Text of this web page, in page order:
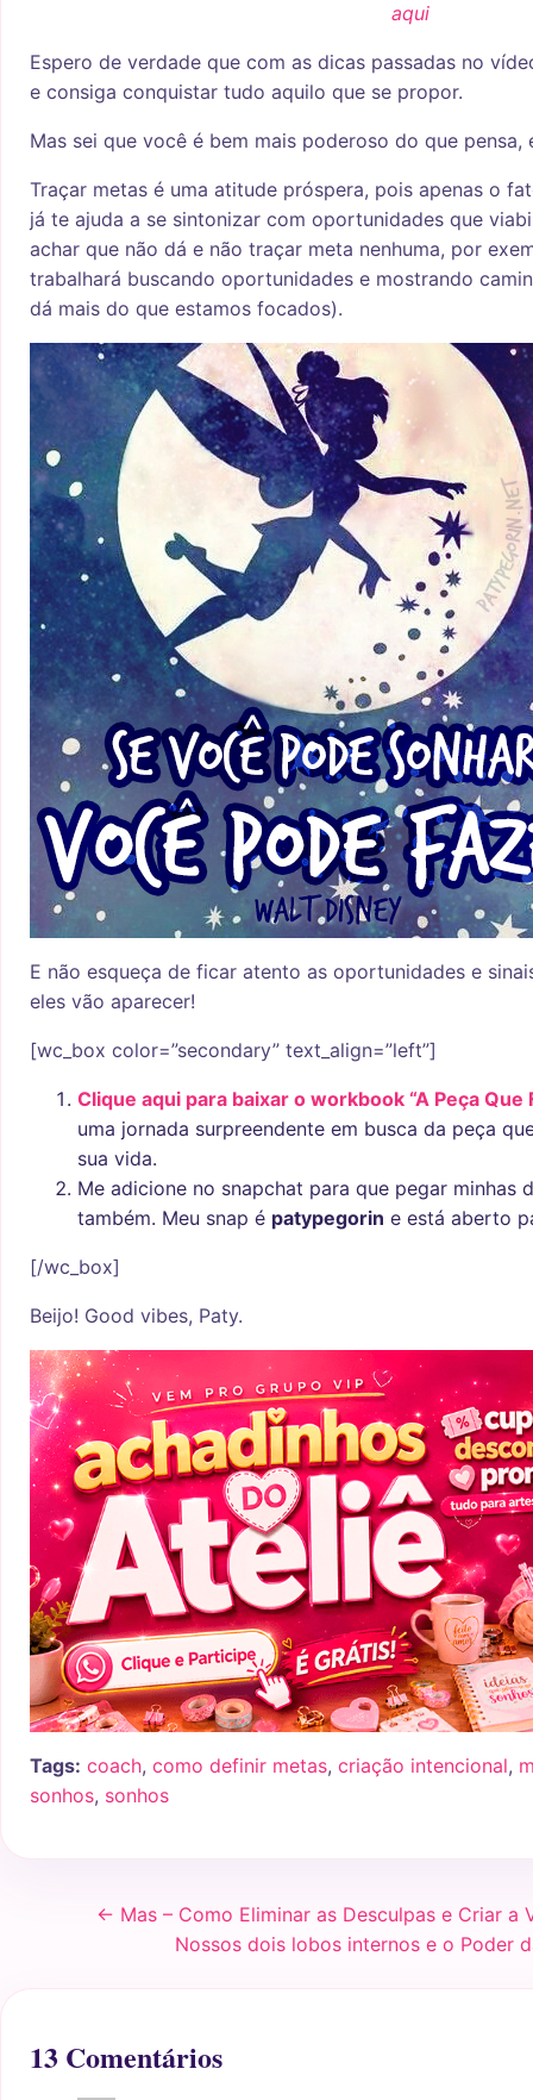
aqui
Espero de verdade que com as dicas passadas no
e consiga conquistar tudo aquilo que se propor.
Mas sei que você é bem mais poderoso do que
Traçar metas é uma atitude próspera, pois apenas o
já te ajuda a se sintonizar com oportunidades que
achar que não dá e não traçar meta nenhuma, por
trabalhará buscando oportunidades e mostrando
dá mais do que estamos focados).
E não esqueça de ficar atento as oportunidades e
eles vão aparecer!
[wc_box color=”secondary” text_align=”left”]
Clique aqui para baixar o workbook “A Peça Que
uma jornada surpreendente em busca da peça
sua vida.
Me adicione no snapchat para que pegar minhas
também. Meu snap é patypegorin e está aberto
[/wc_box]
Beijo! Good vibes, Paty.
Tags: coach, como definir metas, criação intencional,
sonhos, sonhos
← Mas – Como Eliminar as Desculpas e Criar a
Nossos dois lobos internos e o Poder
13 Comentários